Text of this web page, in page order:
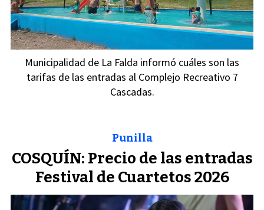
Municipalidad de La Falda informó cuáles son las
tarifas de las entradas al Complejo Recreativo 7
Cascadas.
COSQUÍN: Precio de las entradas
Festival de Cuartetos 2026
Punilla